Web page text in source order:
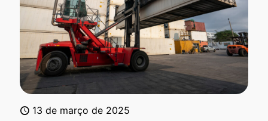
13 de março de 2025